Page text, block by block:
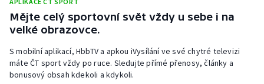
Mějte celý sportovní svět vždy u sebe i na
velké obrazovce.
S mobilní aplikací, HbbTV a apkou iVysílání ve své chytré televizi
máte ČT sport vždy po ruce. Sledujte přímé přenosy, články a
bonusový obsah kdekoli a kdykoli.